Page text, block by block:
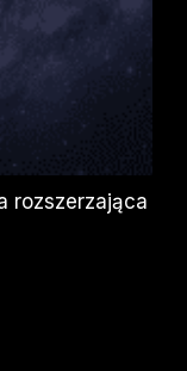
rozszerzająca